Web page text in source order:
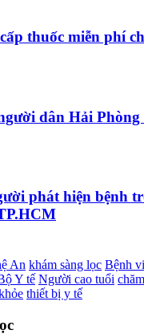
thuốc miễn phí
dân Hải Phòng
phát hiện bệnh
An khám sàng lọc Bệnh
Y tế Người cao tuổi
thiết bị y tế